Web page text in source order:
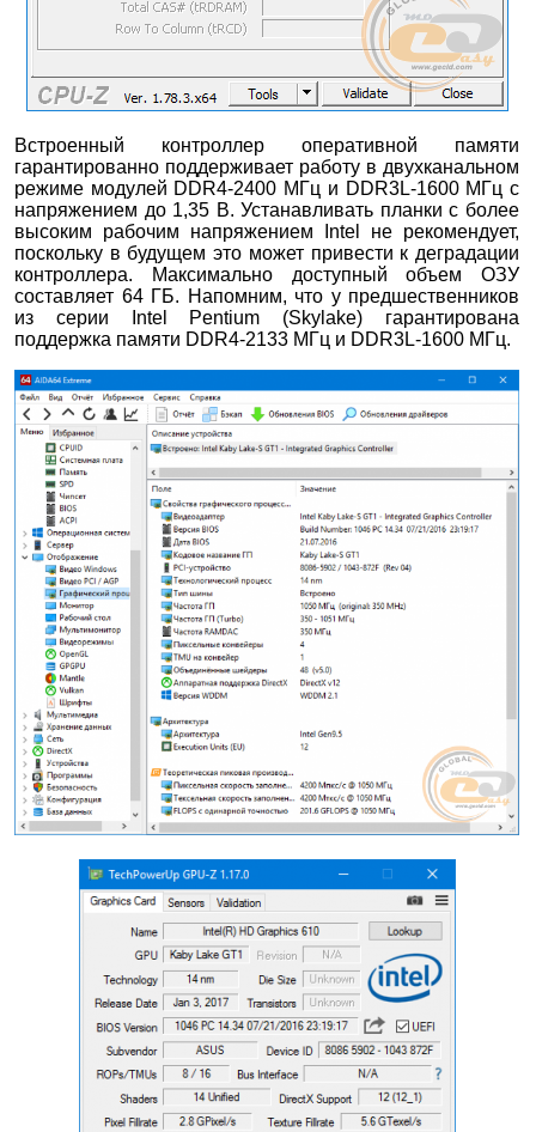
Встроенный контроллер оперативной памяти
гарантированно поддерживает работу в двухканальном
режиме модулей DDR4-2400 МГц и DDR3L-1600 МГц с
напряжением до 1,35 В. Устанавливать планки с более
высоким рабочим напряжением Intel не рекомендует,
поскольку в будущем это может привести к деградации
контроллера. Максимально доступный объем ОЗУ
составляет 64 ГБ. Напомним, что у предшественников
из серии Intel Pentium (Skylake) гарантирована
поддержка памяти DDR4-2133 МГц и DDR3L-1600 МГц.